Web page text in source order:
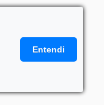
Entendi